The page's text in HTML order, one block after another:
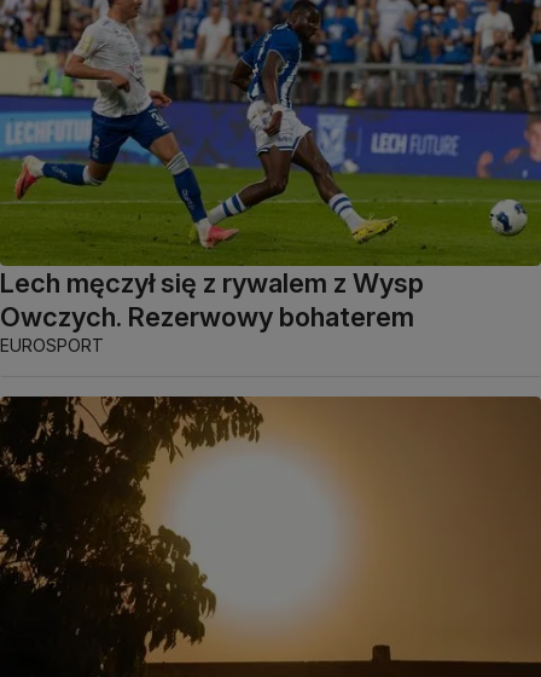
Lech męczył się z rywalem z Wysp
Owczych. Rezerwowy bohaterem
EUROSPORT